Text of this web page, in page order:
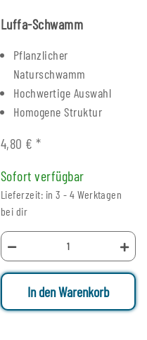
Luffa-Schwamm
Pflanzlicher
Naturschwamm
Hochwertige Auswahl
Homogene Struktur
4,80 €*
Sofort verfügbar
Lieferzeit: in 3 - 4 Werktagen
bei dir
In den Warenkorb